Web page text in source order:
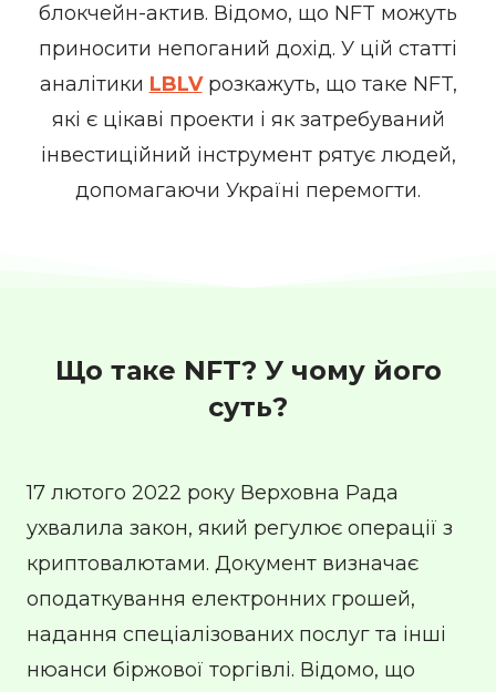
блокчейн-актив. Відомо, що NFT можуть
приносити непоганий дохід. У цій статті
аналітики LBLVрозкажуть, що таке NFT,
які є цікаві проекти і як затребуваний
інвестиційний інструмент рятує людей,
допомагаючи Україні перемогти.
Що таке NFT? У чому його
суть?
17 лютого 2022 року Верховна Рада
ухвалила закон, який регулює операції з
криптовалютами. Документ визначає
оподаткування електронних грошей,
надання спеціалізованих послуг та інші
нюанси біржової торгівлі. Відомо, що